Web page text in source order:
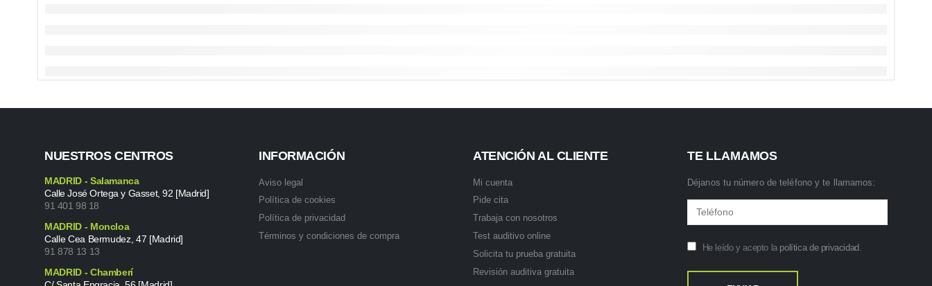
NUESTROS CENTROS
MADRID - Salamanca
Calle José Ortega y Gasset, 92 [Madrid]
91 401 98 18
MADRID - Moncloa
Calle Cea Bermudez, 47 [Madrid]
91 878 13 13
MADRID - Chamberí
INFORMACIÓN
Aviso legal
Política de cookies
Política de privacidad
Términos y condiciones de compra
ATENCIÓN AL CLIENTE
Mi cuenta
Pide cita
Trabaja con nosotros
Test auditivo online
Solicita tu prueba gratuita
Revisión auditiva gratuita
TE LLAMAMOS
Déjanos tu número de teléfono y te llamamos:
He leído y acepto la política de privacidad.